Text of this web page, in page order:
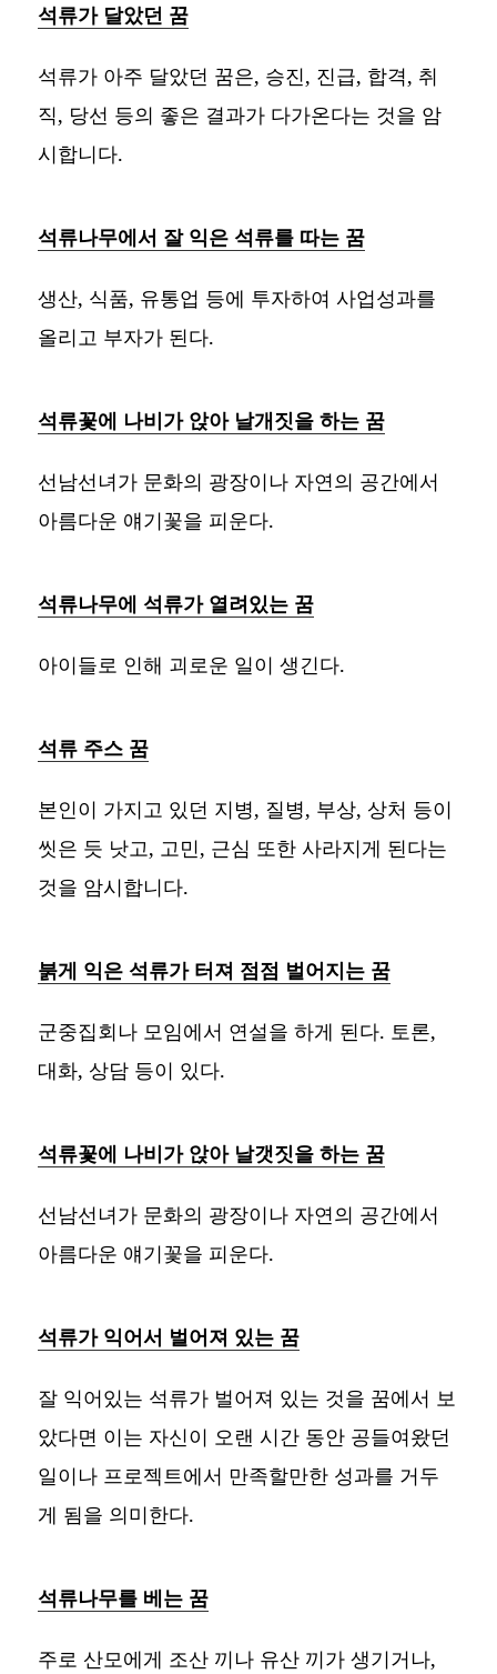
석류가 달았던 꿈
석류가 아주 달았던 꿈은, 승진, 진급, 합격, 취
직, 당선 등의 좋은 결과가 다가온다는 것을 암
시합니다.
석류나무에서 잘 익은 석류를 따는 꿈
생산, 식품, 유통업 등에 투자하여 사업성과를
올리고 부자가 된다.
석류꽃에 나비가 앉아 날개짓을 하는 꿈
선남선녀가 문화의 광장이나 자연의 공간에서
아름다운 얘기꽃을 피운다.
석류나무에 석류가 열려있는 꿈
아이들로 인해 괴로운 일이 생긴다.
석류 주스 꿈
본인이 가지고 있던 지병, 질병, 부상, 상처 등이
씻은 듯 낫고, 고민, 근심 또한 사라지게 된다는
것을 암시합니다.
붉게 익은 석류가 터져 점점 벌어지는 꿈
군중집회나 모임에서 연설을 하게 된다. 토론,
대화, 상담 등이 있다.
석류꽃에 나비가 앉아 날갯짓을 하는 꿈
선남선녀가 문화의 광장이나 자연의 공간에서
아름다운 얘기꽃을 피운다.
석류가 익어서 벌어져 있는 꿈
잘 익어있는 석류가 벌어져 있는 것을 꿈에서 보
았다면 이는 자신이 오랜 시간 동안 공들여왔던
일이나 프로젝트에서 만족할만한 성과를 거두
게 됨을 의미한다.
석류나무를 베는 꿈
주로 산모에게 조산 끼나 유산 끼가 생기거나,